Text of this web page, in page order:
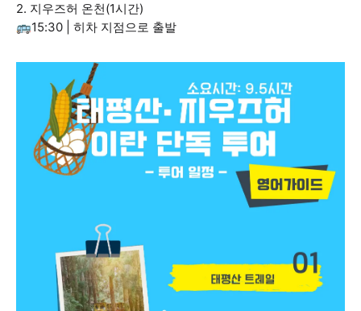
2. 지우즈허 온천(1시간)
🚌15:30 | 히차 지점으로 출발